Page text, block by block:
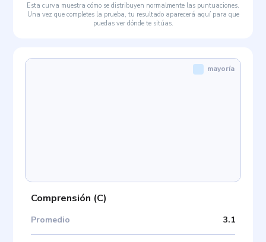
Esta curva muestra cómo se distribuyen normalmente las puntuaciones.
Una vez que completes la prueba, tu resultado aparecerá aquí para que
puedas ver dónde te sitúas.
Comprensión (C)
Promedio 3.1
mayoría